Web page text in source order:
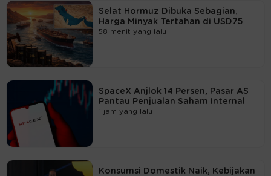
Selat Hormuz Dibuka Sebagian,
Harga Minyak Tertahan di USD75
58 menit yang lalu
SpaceX Anjlok 14 Persen, Pasar AS
Pantau Penjualan Saham Internal
1 jam yang lalu
Konsumsi Domestik Naik, Kebijakan